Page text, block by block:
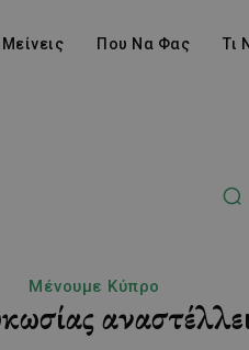
Που Να Φας Τι
Μένουμε Κύπρο